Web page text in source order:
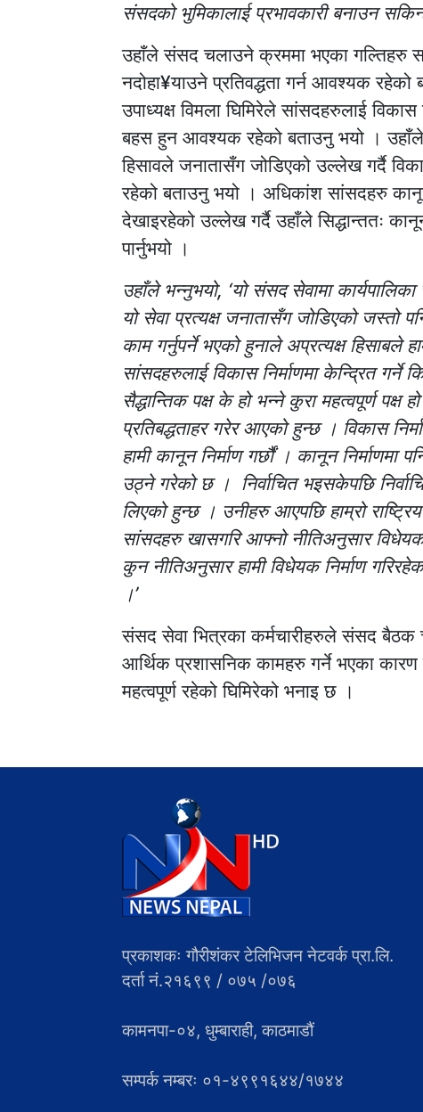
संसदको भुमिकालाई प्रभावकारी बनाउन
उहाँले संसद चलाउने क्रममा भएका गल्तिहरु
नदोहा¥याउने प्रतिवद्धता गर्न आवश्यक रहेको
उपाध्यक्ष विमला घिमिरेले सांसदहरुलाई विकास
बहस हुन आवश्यक रहेको बताउनु भयो ।
हिसावले जनातासँग जोडिएको उल्लेख गर्दै
रहेको बताउनु भयो । अधिकांश सांसदहरु कानून
देखाइरहेको उल्लेख गर्दै उहाँले सिद्धान्ततः
पार्नुभयो ।
उहाँले भन्नुभयो, ‘यो संसद सेवामा
यो सेवा प्रत्यक्ष जनातासँग जोडिएको
काम गर्नुपर्ने भएको हुनाले अप्रत्यक्ष
सांसदहरुलाई विकास निर्माणमा केन्द्रित
सैद्धान्तिक पक्ष के हो भन्ने कुरा महत्वपूर्ण
प्रतिबद्धताहर गरेर आएको हुन्छ । विकास
हामी कानून निर्माण गर्छौं । कानून
उठ्ने गरेको छ । निर्वाचित भइसकेपछि
लिएको हुन्छ । उनीहरु आएपछि हाम्रो
सांसदहरु खासगरि आफ्नो नीतिअनुसार
कुन नीतिअनुसार हामी विधेयक निर्माण
।’
संसद सेवा भित्रका कर्मचारीहरुले संसद
आर्थिक प्रशासनिक कामहरु गर्ने भएका
महत्वपूर्ण रहेको घिमिरेको भनाइ छ ।
प्रकाशकः गौरीशंकर टेलिभिजन नेटवर्क प्रा.लि.
दर्ता नं.२१६९९ / ०७५ /०७६
कामनपा-०४, धुम्बाराही, काठमाडौं
सम्पर्क नम्बरः ०१-४९९१६४४/१७४४